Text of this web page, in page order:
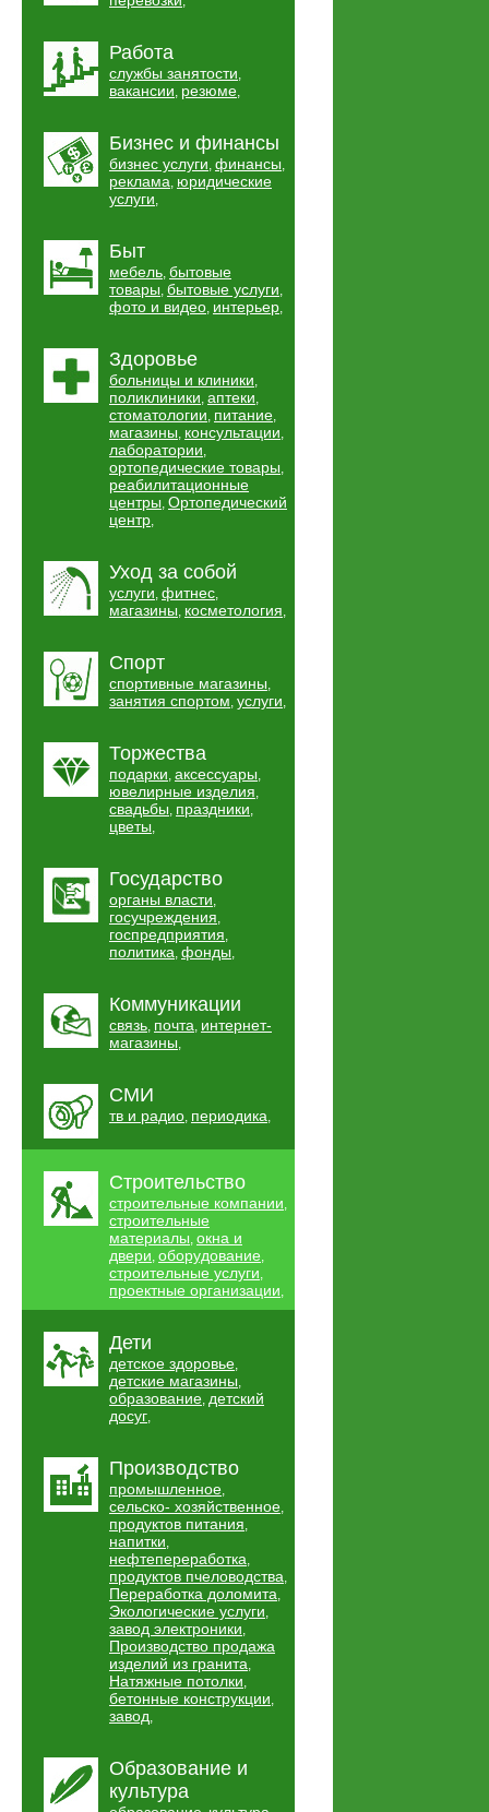
Работа
службы занятости,
вакансии, резюме,
Бизнес и финансы
бизнес услуги, финансы,
реклама, юридические
услуги,
Быт
мебель, бытовые
товары, бытовые услуги,
фото и видео, интерьер,
Здоровье
больницы и клиники,
поликлиники, аптеки,
стоматологии, питание,
магазины, консультации,
лаборатории,
ортопедические товары,
реабилитационные
центры, Ортопедический
центр,
Уход за собой
услуги, фитнес,
магазины, косметология,
Спорт
спортивные магазины,
занятия спортом, услуги,
Торжества
подарки, аксессуары,
ювелирные изделия,
свадьбы, праздники,
цветы,
Государство
органы власти,
госучреждения,
госпредприятия,
политика, фонды,
Коммуникации
связь, почта, интернет-
магазины,
СМИ
тв и радио, периодика,
Строительство
строительные компании,
строительные
материалы, окна и
двери, оборудование,
строительные услуги,
проектные организации,
Дети
детское здоровье,
детские магазины,
образование, детский
досуг,
Производство
промышленное,
сельско- хозяйственное,
продуктов питания,
напитки,
нефтепереработка,
продуктов пчеловодства,
Переработка доломита,
Экологические услуги,
завод электроники,
Производство продажа
изделий из гранита,
Натяжные потолки,
бетонные конструкции,
завод,
Образование и
культура